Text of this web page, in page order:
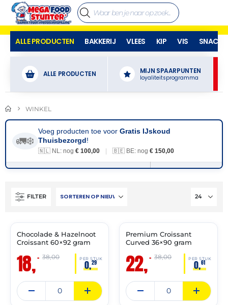
ALLE PRODUCTEN BAKKERIJ VLEES KIP VIS SNACKS
ALLE PRODUCTEN MIJN SPAARPUNTEN
loyaliteitsprogramma
WINKEL
🚛❄️
Voeg producten toe voor Gratis IJskoud
Thuisbezorgd!
🇳🇱 NL: nog € 100,00 | 🇧🇪 BE: nog € 150,00
FILTER
🔥 OP=OP
THT:
Chocolade & Hazelnoot
Croissant 60×92 gram
18,– PER STUK
0,29
38,00
🔥 OP=OP
Premium Croissant
Curved 36×90 gram
22,– PER STUK
0,61
38,00
31-
31-